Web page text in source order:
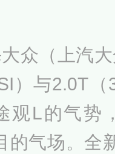
，与其匹
绍，发动机
众（上汽
）与2.0T
观L的气势
的气场。全